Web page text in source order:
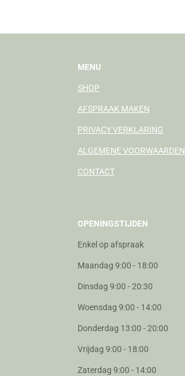
MENU
SHOP
AFSPRAAK MAKEN
PRIVACY VERKLARING
ALGEMENE VOORWAARDEN
CONTACT
OPENINGSTIJDEN
Enkel op afspraak
Maandag 9:00 - 18:00
Dinsdag 9:00 - 20:30
Woensdag 9:00 - 14:00
Donderdag 13:00 - 20:00
Vrijdag 9:00 - 18:00
Zaterdag 9:00 - 14:00